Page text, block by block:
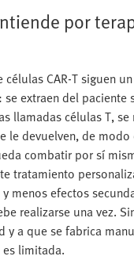
por
células CAR-T siguen
extraen del paciente
llamadas células T,
le devuelven, de
combatir por sí
tratamiento
menos efectos
realizarse una vez.
y a que se fabrica
limitada.